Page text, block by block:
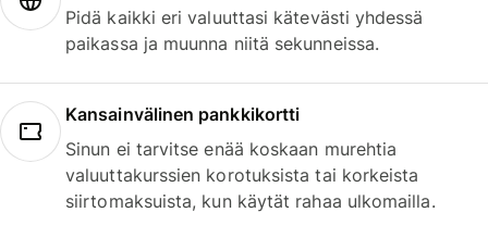
Pidä kaikki eri valuuttasi kätevästi yhdessä
paikassa ja muunna niitä sekunneissa.
Kansainvälinen pankkikortti
Sinun ei tarvitse enää koskaan murehtia
valuuttakurssien korotuksista tai korkeista
siirtomaksuista, kun käytät rahaa ulkomailla.